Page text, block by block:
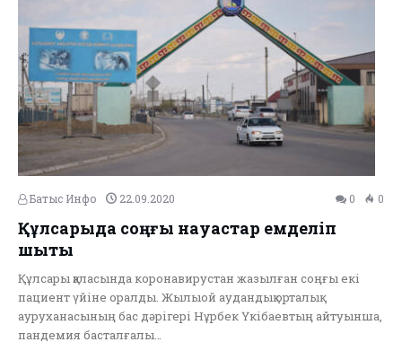
Батыс Инфо 22.09.2020 0 0
Құлсарыда соңғы науқастар емделіп
шықты
Құлсары қаласында коронавирустан жазылған соңғы екі
пациент үйіне оралды. Жылыой аудандық орталық
ауруханасының бас дәрігері Нұрбек Үкібаевтың айтуынша,
пандемия басталғалы…